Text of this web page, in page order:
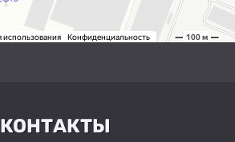
КОНТАКТЫ